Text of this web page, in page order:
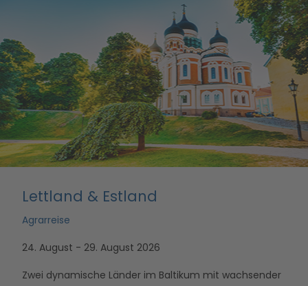
Lettland & Estland
Agrarreise
24. August - 29. August 2026
Zwei dynamische Länder im Baltikum mit wachsender